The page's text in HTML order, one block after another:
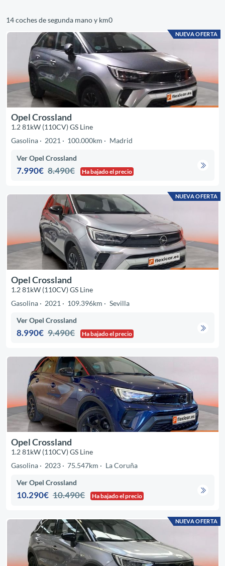
14 coches de segunda mano y km0
NUEVA OFERTA
Opel Crossland
1.2 81kW (110CV) GS Line
Gasolina
2021 100.000km Madrid
Ver Opel Crossland
7.990€ 8.490€ Ha bajado el precio
NUEVA OFERTA
Opel Crossland
1.2 81kW (110CV) GS Line
Gasolina
2021 109.396km Sevilla
Ver Opel Crossland
8.990€ 9.490€ Ha bajado el precio
Opel Crossland
1.2 81kW (110CV) GS Line
Gasolina
2023 75.547km La Coruña
Ver Opel Crossland
10.290€ 10.490€ Ha bajado el precio
NUEVA OFERTA